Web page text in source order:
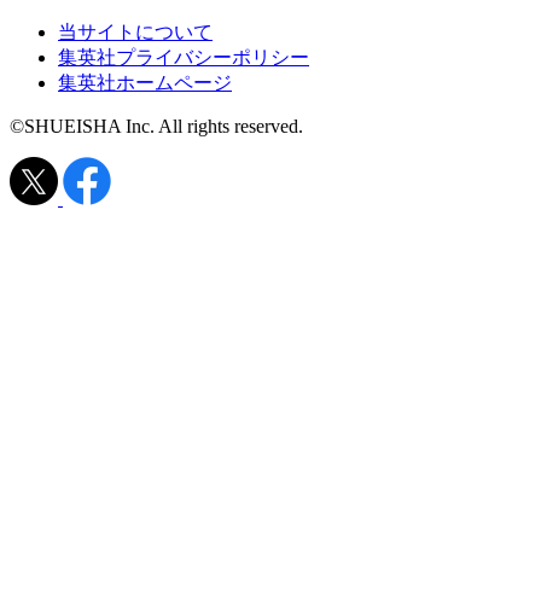
当サイトについて
集英社プライバシーポリシー
集英社ホームページ
©SHUEISHA Inc. All rights reserved.